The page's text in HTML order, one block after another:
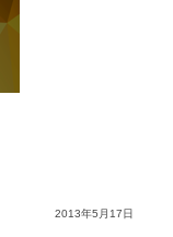
2013年5月17日